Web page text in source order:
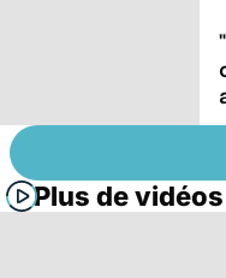
Plus de vidéos